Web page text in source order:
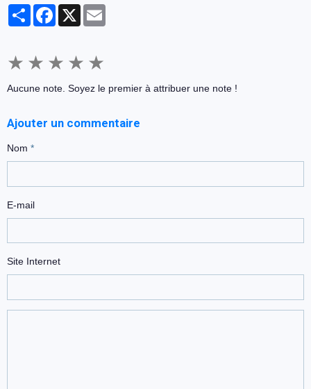
PartagerFacebook
X
★ ★ ★ ★ ★
Aucune note. Soyez le premier à attribuer une note !
Ajouter un commentaire
Nom
E-mail
Site Internet